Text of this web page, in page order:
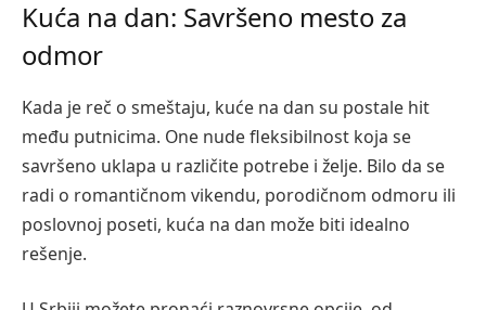
Kuća na dan: Savršeno mesto za
odmor
Kada je reč o smeštaju, kuće na dan su postale hit
među putnicima. One nude fleksibilnost koja se
savršeno uklapa u različite potrebe i želje. Bilo da se
radi o romantičnom vikendu, porodičnom odmoru ili
poslovnoj poseti, kuća na dan može biti idealno
rešenje.